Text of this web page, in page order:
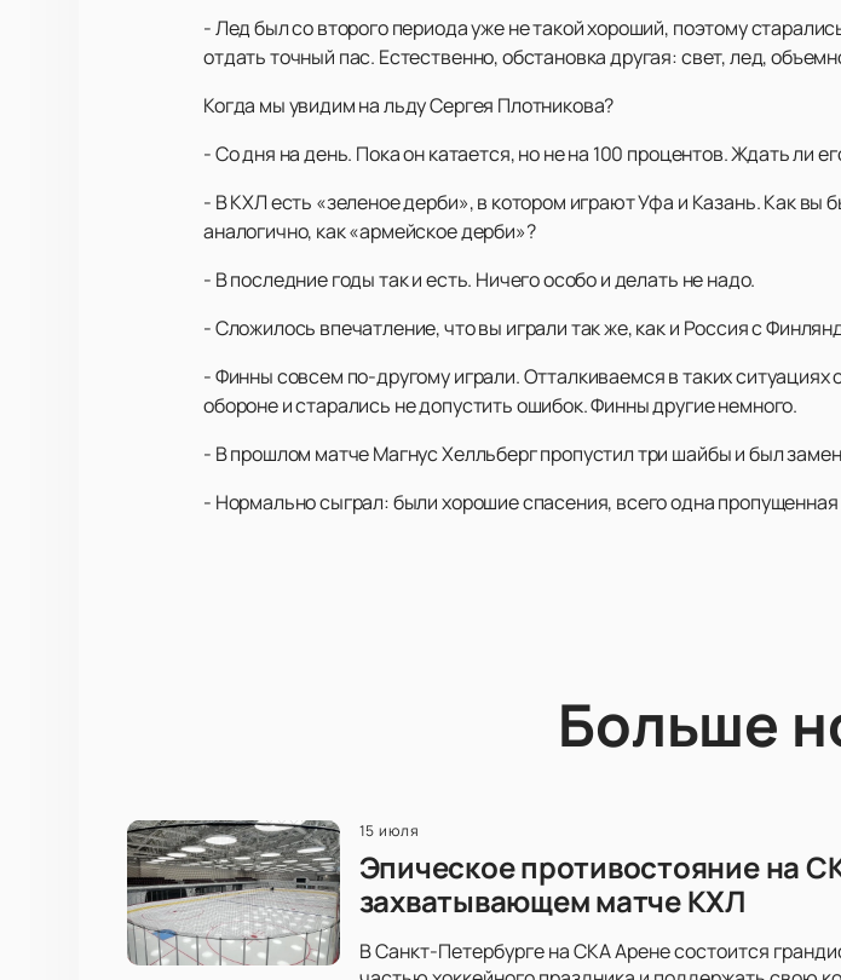
- Лед был со второго периода уже не такой хороший, поэтому
отдать точный пас. Естественно, обстановка другая: свет, лед,
Когда мы увидим на льду Сергея Плотникова?
- Со дня на день. Пока он катается, но не на 100 процентов. Ждать ли
- В КХЛ есть «зеленое дерби», в котором играют Уфа и Казань. Как
аналогично, как «армейское дерби»?
- В последние годы так и есть. Ничего особо и делать не надо.
- Сложилось впечатление, что вы играли так же, как и Россия с
- Финны совсем по-другому играли. Отталкиваемся в таких
обороне и старались не допустить ошибок. Финны другие немного.
- В прошлом матче Магнус Хелльберг пропустил три шайбы и был
- Нормально сыграл: были хорошие спасения, всего одна
Больше
15 июля
Эпическое противостояние на
захватывающем матче КХЛ
В Санкт-Петербурге на СКА Арене состоится